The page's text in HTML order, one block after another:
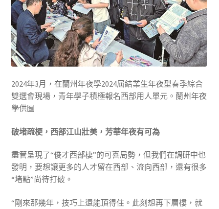
2024年3月，在蘭州年夜學2024屆結業生年夜型春季綜合
雙選會現場，青年學子積極報名西部用人單元。蘭州年夜
學供圖
破堵疏梗，西部江山壯美，芳華年夜有可為
盡管呈現了“俊才西部棲”的可喜局勢，但我們在調研中也
發明，要想讓更多的人才留在西部、流向西部，還有很多
“堵點”尚待打破。
“剛來那幾年，技巧上還能頂得住。此刻想再下層樓，就